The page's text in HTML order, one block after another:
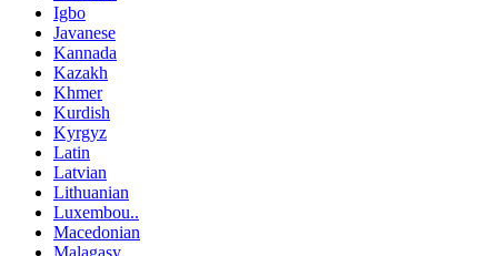
Igbo
Javanese
Kannada
Kazakh
Khmer
Kurdish
Kyrgyz
Latin
Latvian
Lithuanian
Luxembou..
Macedonian
Malagasy